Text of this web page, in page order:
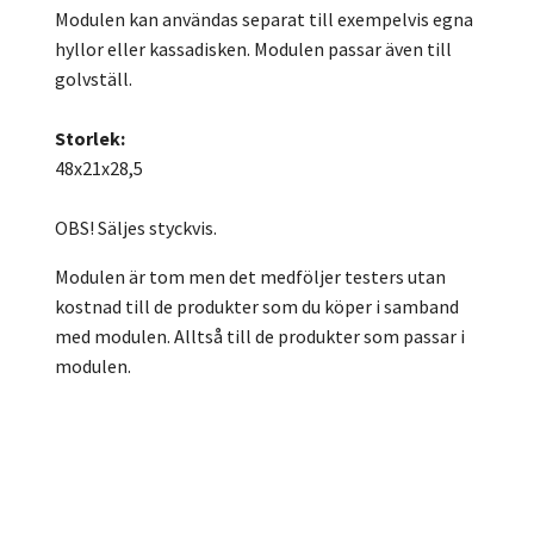
Modulen kan användas separat till exempelvis egna
hyllor eller kassadisken. Modulen passar även till
golvställ.
Storlek:
48x21x28,5
OBS! Säljes styckvis.
Modulen är tom men det medföljer testers utan
kostnad till de produkter som du köper i samband
med modulen. Alltså till de produkter som passar i
modulen.